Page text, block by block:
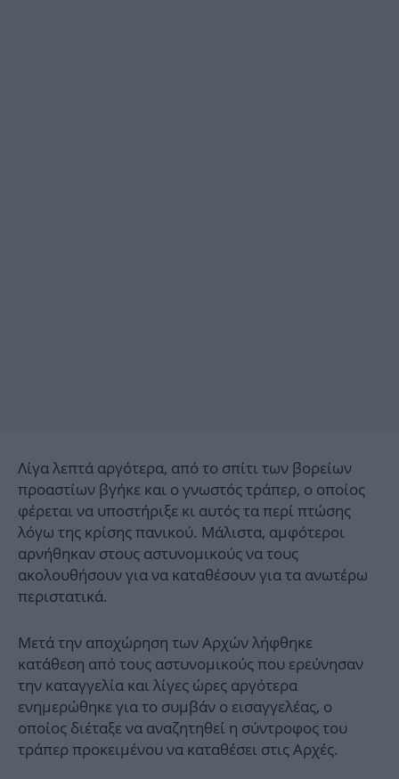
Λίγα λεπτά αργότερα, από το σπίτι των βορείων
προαστίων βγήκε και ο γνωστός τράπερ, ο οποίος
φέρεται να υποστήριξε κι αυτός τα περί πτώσης
λόγω της κρίσης πανικού. Μάλιστα, αμφότεροι
αρνήθηκαν στους αστυνομικούς να τους
ακολουθήσουν για να καταθέσουν για τα ανωτέρω
περιστατικά.
Μετά την αποχώρηση των Αρχών λήφθηκε
κατάθεση από τους αστυνομικούς που ερεύνησαν
την καταγγελία και λίγες ώρες αργότερα
ενημερώθηκε για το συμβάν ο εισαγγελέας, ο
οποίος διέταξε να αναζητηθεί η σύντροφος του
τράπερ προκειμένου να καταθέσει στις Αρχές.